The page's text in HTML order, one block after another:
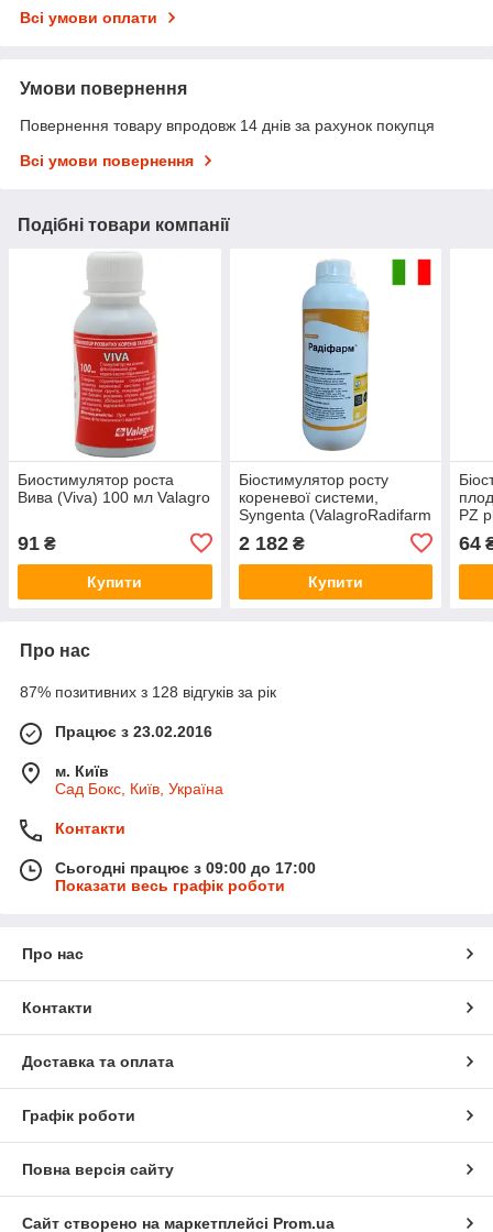
Всі умови оплати
Умови повернення
Повернення товару впродовж 14 днів за рахунок покупця
Всі умови повернення
Подібні товари компанії
Биостимулятор роста
Вива (Viva) 100 мл Valagro
91 ₴
Купити
Біостимулятор росту
кореневої системи,
Syngenta (ValagroRadifarm
( Радіофарм) 1 л Valagro
2 182₴
Купити
PZ
64
Про нас
87% позитивних з 128 відгуків за рік
Працює з 23.02.2016
м. Київ
Сад Бокс, Київ, Україна
Контакти
Сьогодні працює з 09:00 до 17:00
Показати весь графік роботи
Про нас
Контакти
Доставка та оплата
Графік роботи
Повна версія сайту
Сайт створено на маркетплейсі Prom.ua